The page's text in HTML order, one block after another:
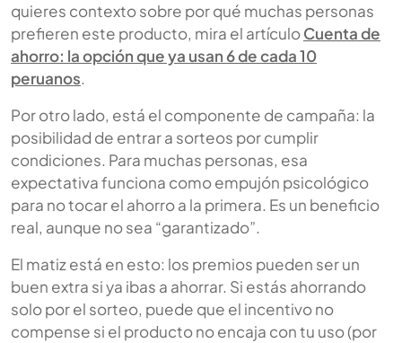
quieres contexto sobre por qué muchas personas
prefieren este producto, mira el artículoCuenta de
ahorro: la opción que ya usan 6 de cada 10
peruanos.
Por otro lado, está el componente de campaña: la
posibilidad de entrar a sorteos por cumplir
condiciones. Para muchas personas, esa
expectativa funciona como empujón psicológico
para no tocar el ahorro a la primera. Es un beneficio
real, aunque no sea “garantizado”.
El matiz está en esto: los premios pueden ser un
buen extra si ya ibas a ahorrar. Si estás ahorrando
solo por el sorteo, puede que el incentivo no
compense si el producto no encaja con tu uso (por